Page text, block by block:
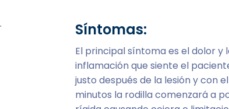
Síntomas:
El principal síntoma es el dolor y
inflamación que siente el
justo después de la lesión y con
minutos la rodilla comenzará a